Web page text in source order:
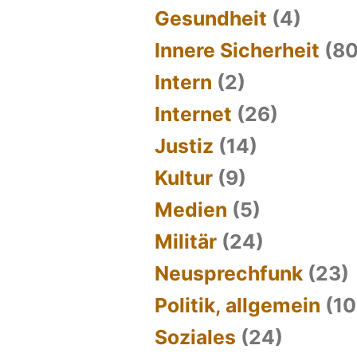
Gesundheit (4)
Innere Sicherheit
Intern (2)
Internet (26)
Justiz (14)
Kultur (9)
Medien (5)
Militär (24)
Neusprechfunk (23)
Politik, allgemein
Soziales (24)